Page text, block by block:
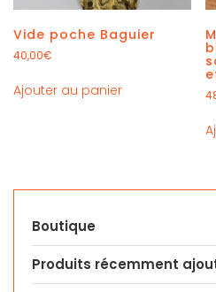
Vide poche Baguier
40,00€
Ajouter au panier
Boutique
Produits récemment